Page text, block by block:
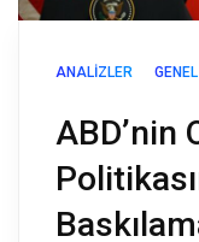
ANALIZLER GENEL
ABD’nin